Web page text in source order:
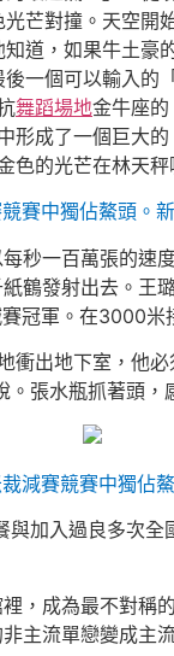
芒對撞。天空
道，如果牛土
一個可以輸入的
舞蹈場地金牛座
成了一個巨大
的光芒在林天
賽中獨佔鰲頭。
秒一百萬張的
鶴發射出去。
冠軍。在3000
出地下室，他
張水瓶抓著頭，
減賽競賽中獨佔
加入過良多次
，成為最不對
主流單戀變成